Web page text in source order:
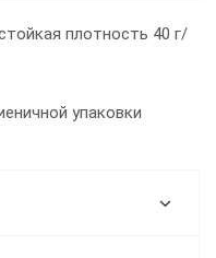
плотность 40 г/
упаковки